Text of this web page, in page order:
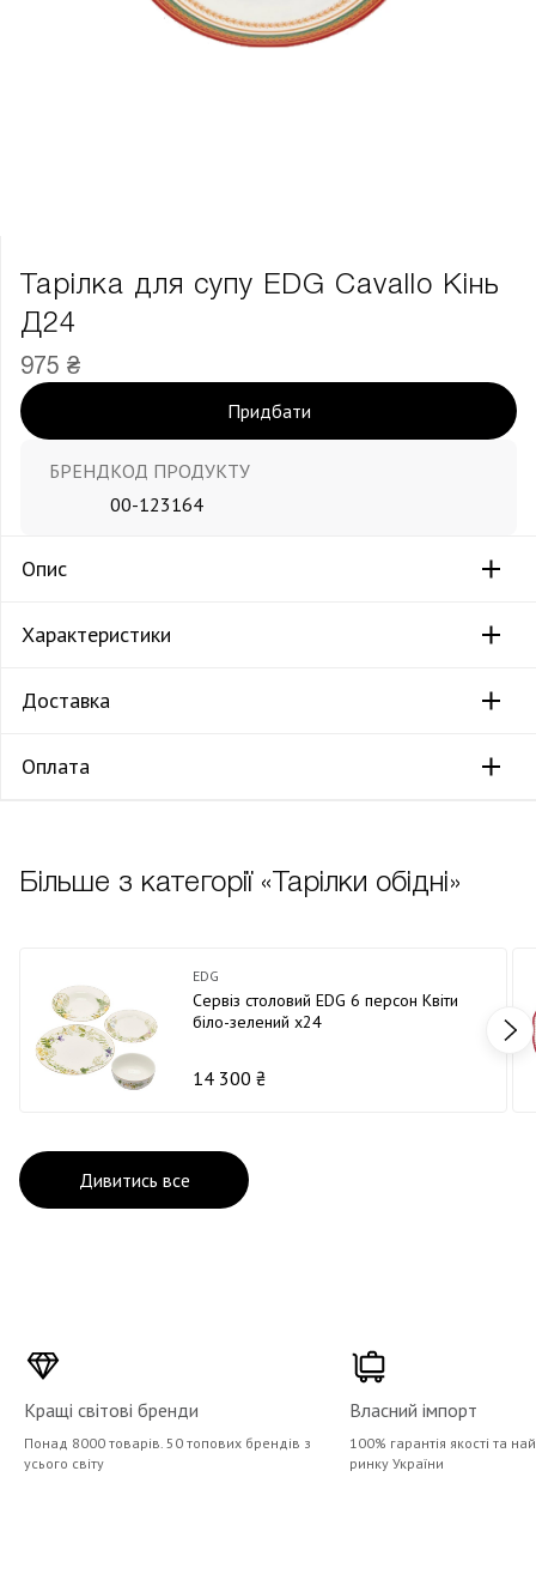
Тарілка для супу EDG Cavallo Кінь
Д24
975 ₴
Придбати
БРЕНДКОД ПРОДУКТУ
00-123164
Опис
Характеристики
Доставка
Оплата
Більше з категорії «Тарілки обідні»
EDG
Сервіз столовий EDG 6 персон Квіти
біло-зелений х24
14 300 ₴
Дивитись все
Кращі світові бренди
Понад 8000 товарів. 50 топових брендів з
усього світу
Власний імпорт
100% гарантія якості та
ринку України